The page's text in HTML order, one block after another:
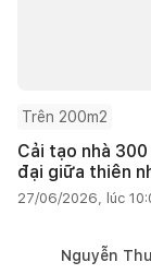
Trên 200m2
Cải tạo nhà
đại giữa thiên
27/06/2026, lúc
Nguyễn